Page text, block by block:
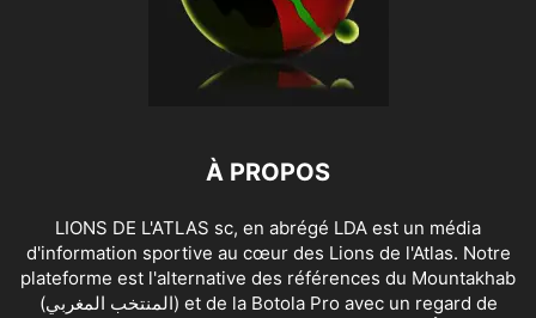
À PROPOS
LIONS DE L'ATLAS sc, en abrégé LDA est un média
d'information sportive au cœur des Lions de l'Atlas. Notre
plateforme est l'alternative des références du Mountakhab
(المنتخب المغربي) et de la Botola Pro avec un regard de